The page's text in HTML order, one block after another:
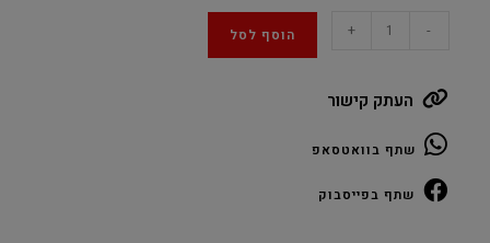
Gigabyte
34"
3440X1440@180Hz
VA
quantity
-
+ הוסף לסל
העתק קישור
שתף בוואטסאפ
שתף בפייסבוק